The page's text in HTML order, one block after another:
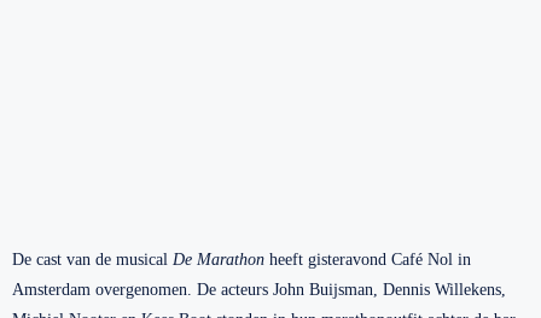
De cast van de musical De Marathon heeft gisteravond Café Nol in
Amsterdam overgenomen. De acteurs John Buijsman, Dennis Willekens,